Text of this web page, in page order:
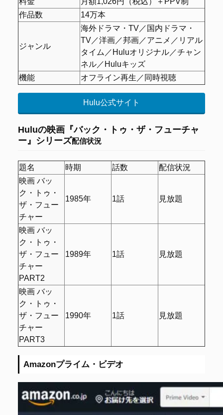
作品数
14万本
ジャンル
海外ドラマ・TV／国内ドラマ・
TV／洋画／邦画／アニメ／リアル
タイム／Huluオリジナル／チャン
ネル／Huluキッズ
機能
オフライン再生／同時視聴
Hulu公式サイト
Huluの映画『バック・トゥ・ザ・フューチャ
ー』シリーズ配信状況
題名 時期 話数
配信状況
映画 バッ
ク・トゥ・
ザ・フュー
チャー
1985年 1話 見放題
映画 バッ
ク・トゥ・
ザ・フュー
チャー
PART2
1989年 1話 見放題
映画 バッ
ク・トゥ・
ザ・フュー
チャー
PART3
1990年 1話 見放題
Amazonプライム・ビデオ